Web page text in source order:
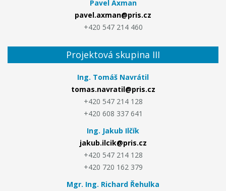
Pavel Axman
pavel.axman@pris.cz
+420 547 214 460
Projektová skupina III
Ing. Tomáš Navrátil
tomas.navratil@pris.cz
+420 547 214 128
+420 608 337 641
Ing. Jakub Ilčík
jakub.ilcik@pris.cz
+420 547 214 128
+420 720 162 379
Mgr. Ing. Richard Řehulka